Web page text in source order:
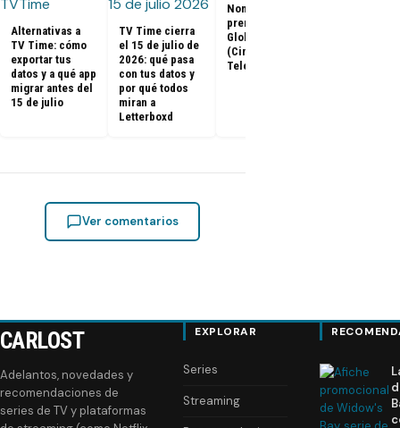
Alternativas a
TV Time: cómo
exportar tus
datos y a qué app
migrar antes del
15 de julio
TV Time cierra
el 15 de julio de
2026: qué pasa
con tus datos y
por qué todos
miran a
Letterboxd
Nominados a los
premios Golden
Globes 2025
(Cine y
Televisión)
Ver comentarios
CARLOST
Adelantos, novedades y
recomendaciones de
series de TV y plataformas
EXPLORAR
Series
Streaming